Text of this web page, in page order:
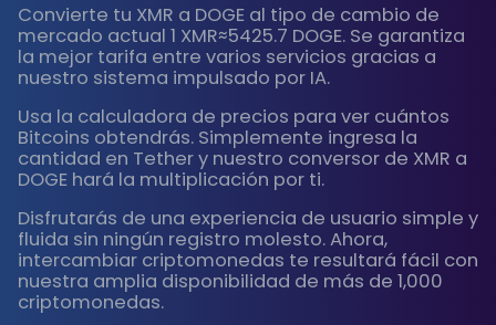
Convierte tu XMR a DOGE al tipo de cambio de
mercado actual 1 XMR≈5425.7 DOGE. Se garantiza
la mejor tarifa entre varios servicios gracias a
nuestro sistema impulsado por IA.
Usa la calculadora de precios para ver cuántos
Bitcoins obtendrás. Simplemente ingresa la
cantidad en Tether y nuestro conversor de XMR a
DOGE hará la multiplicación por ti.
Disfrutarás de una experiencia de usuario simple y
fluida sin ningún registro molesto. Ahora,
intercambiar criptomonedas te resultará fácil con
nuestra amplia disponibilidad de más de 1,000
criptomonedas.